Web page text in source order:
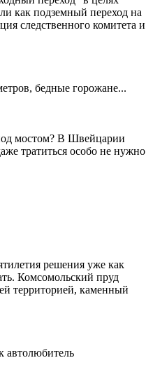
как подземный переход на
следственного комитета и
бедные горожане...
мостом? В Швейцарии
тратиться особо не нужно
решения уже как
Комсомольский пруд
территорией, каменный
автолюбитель